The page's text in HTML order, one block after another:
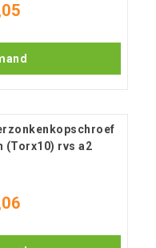
(Torx10) rvs a2